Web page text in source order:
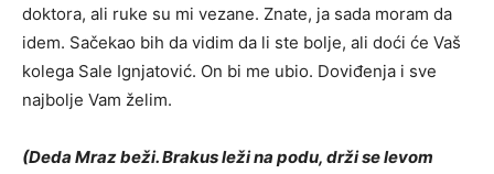
doktora, ali ruke su mi vezane. Znate, ja sada moram da
idem. Sačekao bih da vidim da li ste bolje, ali doći će Vaš
kolega Sale Ignjatović. On bi me ubio. Doviđenja i sve
najbolje Vam želim.
(Deda Mraz beži. Brakus leži na podu, drži se levom